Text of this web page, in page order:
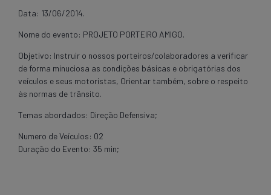
Data: 13/06/2014.
Nome do evento: PROJETO PORTEIRO AMIGO.
Objetivo: Instruir o nossos porteiros/colaboradores a verificar
de forma minuciosa as condições básicas e obrigatórias dos
veículos e seus motoristas, Orientar também, sobre o respeito
às normas de trânsito.
Temas abordados: Direção Defensiva;
Numero de Veículos: 02
Duração do Evento: 35 min;